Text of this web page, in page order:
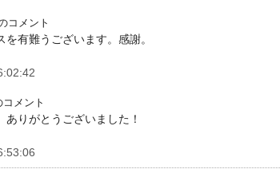
コメント
を有難うございます。感謝。
コメント
ありがとうございました！